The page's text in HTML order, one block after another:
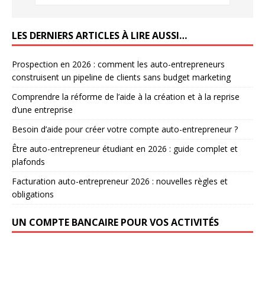
LES DERNIERS ARTICLES À LIRE AUSSI…
Prospection en 2026 : comment les auto-entrepreneurs
construisent un pipeline de clients sans budget marketing
Comprendre la réforme de l’aide à la création et à la reprise
d’une entreprise
Besoin d’aide pour créer votre compte auto-entrepreneur ?
Être auto-entrepreneur étudiant en 2026 : guide complet et
plafonds
Facturation auto-entrepreneur 2026 : nouvelles règles et
obligations
UN COMPTE BANCAIRE POUR VOS ACTIVITÉS